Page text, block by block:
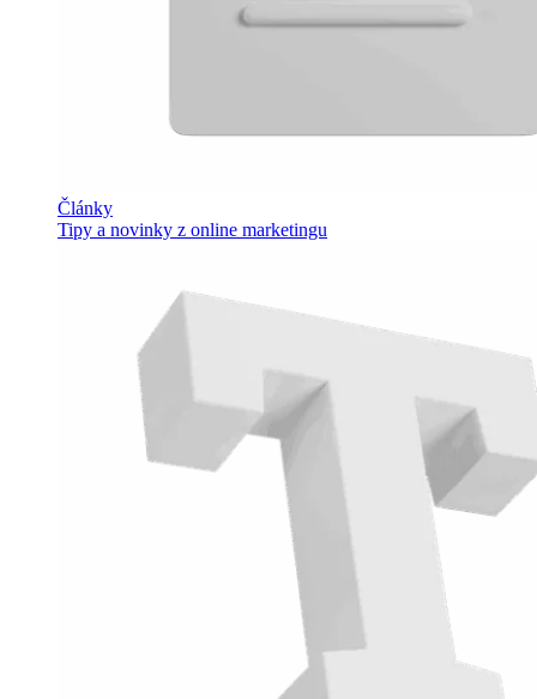
Články
Tipy a novinky z online marketingu